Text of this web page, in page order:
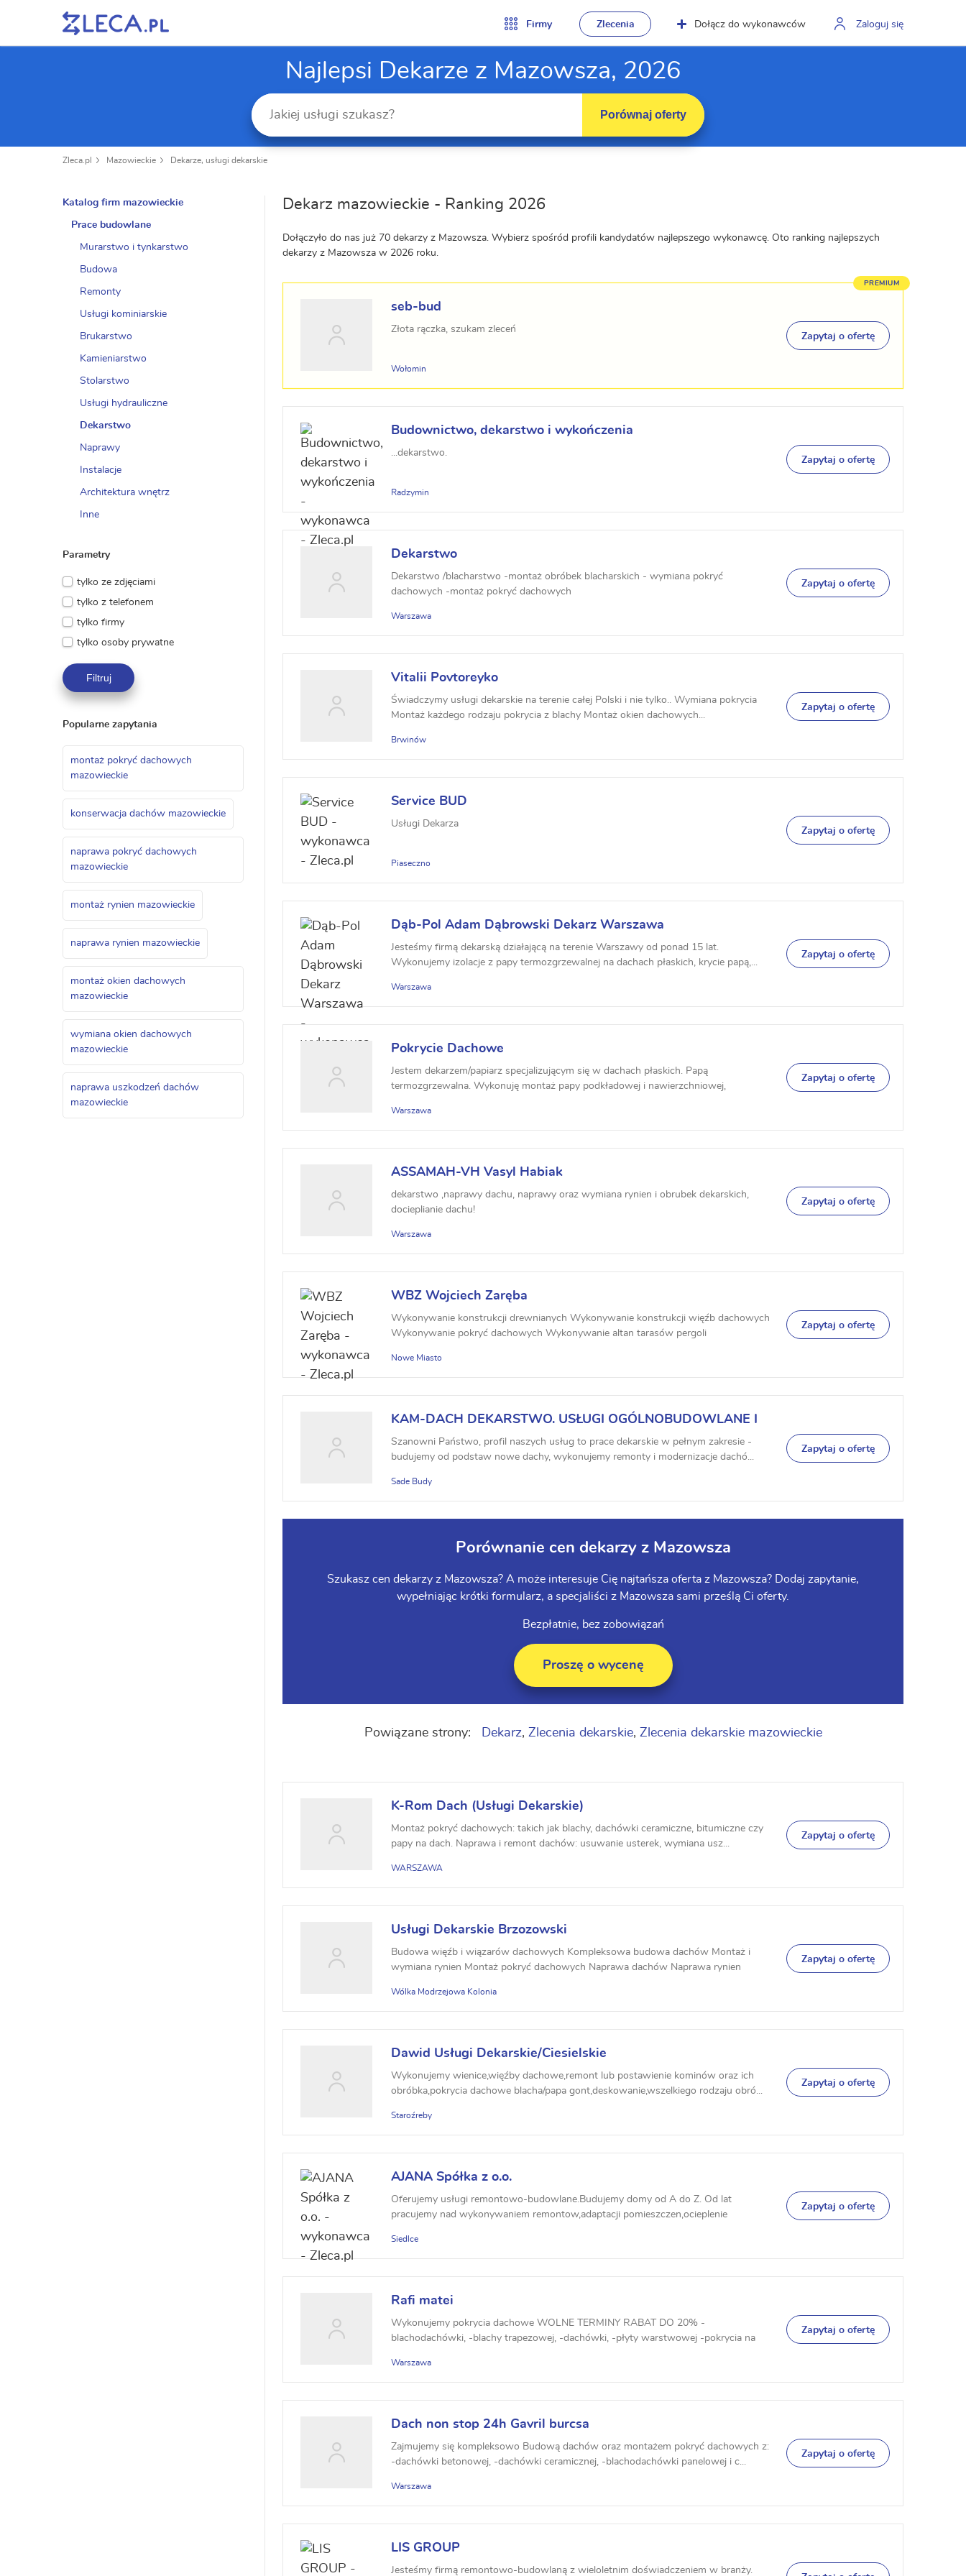
Firmy Zlecenia Dołącz do wykonawców Zaloguj się
Najlepsi Dekarze z Mazowsza, 2026
Porównaj oferty
Zleca.pl Mazowieckie Dekarze, usługi dekarskie
Dekarz mazowieckie - Ranking 2026
Dołączyło do nas już 70 dekarzy z Mazowsza. Wybierz spośród profili kandydatów najlepszego wykonawcę. Oto ranking najlepszych
dekarzy z Mazowsza w 2026 roku.
seb-bud
Złota rączka, szukam zleceń
Wołomin
Zapytaj o ofertę
Budownictwo, dekarstwo i wykończenia
...dekarstwo.
Radzymin
Zapytaj o ofertę
Dekarstwo
Dekarstwo /blacharstwo -montaż obróbek blacharskich - wymiana pokryć
dachowych -montaż pokryć dachowych
Warszawa
Zapytaj o ofertę
Vitalii Povtoreyko
Świadczymy usługi dekarskie na terenie całej Polski i nie tylko.. Wymiana pokrycia
Montaż każdego rodzaju pokrycia z blachy Montaż okien dachowych...
Brwinów
Zapytaj o ofertę
Service BUD
Usługi Dekarza
Piaseczno
Zapytaj o ofertę
Dąb-Pol Adam Dąbrowski Dekarz Warszawa
Jesteśmy firmą dekarską działającą na terenie Warszawy od ponad 15 lat.
Wykonujemy izolacje z papy termozgrzewalnej na dachach płaskich, krycie papą,...
Warszawa
Zapytaj o ofertę
Pokrycie Dachowe
Jestem dekarzem/papiarz specjalizującym się w dachach płaskich. Papą
termozgrzewalna. Wykonuję montaż papy podkładowej i nawierzchniowej,
Warszawa
Zapytaj o ofertę
ASSAMAH-VH Vasyl Habiak
dekarstwo ,naprawy dachu, naprawy oraz wymiana rynien i obrubek dekarskich,
docieplianie dachu!
Warszawa
Zapytaj o ofertę
WBZ Wojciech Zaręba
Wykonywanie konstrukcji drewnianych Wykonywanie konstrukcji więźb dachowych
Wykonywanie pokryć dachowych Wykonywanie altan tarasów pergoli
Nowe Miasto
Zapytaj o ofertę
KAM-DACH DEKARSTWO. USŁUGI OGÓLNOBUDOWLANE I
PORZĄDKOWE
Szanowni Państwo, profil naszych usług to prace dekarskie w pełnym zakresie -
budujemy od podstaw nowe dachy, wykonujemy remonty i modernizacje dachó...
Sade Budy
Zapytaj o ofertę
Porównanie cen dekarzy z Mazowsza
Szukasz cen dekarzy z Mazowsza? A może interesuje Cię najtańsza oferta z Mazowsza? Dodaj zapytanie,
wypełniając krótki formularz, a specjaliści z Mazowsza sami prześlą Ci oferty.
Bezpłatnie, bez zobowiązań
Proszę o wycenę
Powiązane strony: Dekarz, Zlecenia dekarskie, Zlecenia dekarskie mazowieckie
K-Rom Dach (Usługi Dekarskie)
Montaż pokryć dachowych: takich jak blachy, dachówki ceramiczne, bitumiczne czy
papy na dach. Naprawa i remont dachów: usuwanie usterek, wymiana usz...
WARSZAWA
Zapytaj o ofertę
Usługi Dekarskie Brzozowski
Budowa więźb i wiązarów dachowych Kompleksowa budowa dachów Montaż i
wymiana rynien Montaż pokryć dachowych Naprawa dachów Naprawa rynien
Wólka Modrzejowa Kolonia
Zapytaj o ofertę
Dawid Usługi Dekarskie/Ciesielskie
Wykonujemy wienice,więźby dachowe,remont lub postawienie kominów oraz ich
obróbka,pokrycia dachowe blacha/papa gont,deskowanie,wszelkiego rodzaju obró...
Staroźreby
Zapytaj o ofertę
AJANA Spółka z o.o.
Oferujemy usługi remontowo-budowlane.Budujemy domy od A do Z. Od lat
pracujemy nad wykonywaniem remontow,adaptacji pomieszczen,ocieplenie
Siedlce
Zapytaj o ofertę
Rafi matei
Wykonujemy pokrycia dachowe WOLNE TERMINY RABAT DO 20% -
blachodachówki, -blachy trapezowej, -dachówki, -płyty warstwowej -pokrycia na
Warszawa
Zapytaj o ofertę
Dach non stop 24h Gavril burcsa
Zajmujemy się kompleksowo Budową dachów oraz montażem pokryć dachowych z:
-dachówki betonowej, -dachówki ceramicznej, -blachodachówki panelowej i c...
Warszawa
Zapytaj o ofertę
LIS GROUP
Jesteśmy firmą remontowo-budowlaną z wieloletnim doświadczeniem w branży.
Katalog firm mazowieckie
Prace budowlane
Murarstwo i tynkarstwo
Budowa
Remonty
Usługi kominiarskie
Brukarstwo
Kamieniarstwo
Stolarstwo
Usługi hydrauliczne
Dekarstwo
Naprawy
Instalacje
Architektura wnętrz
Inne
Parametry
tylko ze zdjęciami
tylko z telefonem
tylko firmy
tylko osoby prywatne
Filtruj
Popularne zapytania
montaż pokryć dachowych
mazowieckie
konserwacja dachów mazowieckie
naprawa pokryć dachowych
mazowieckie
montaż rynien mazowieckie
naprawa rynien mazowieckie
montaż okien dachowych
mazowieckie
wymiana okien dachowych
mazowieckie
naprawa uszkodzeń dachów
mazowieckie